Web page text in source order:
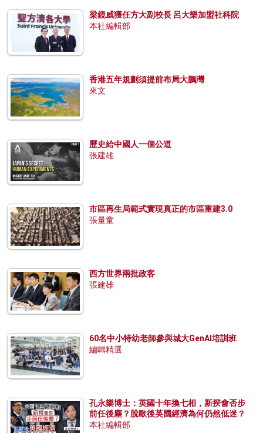
梁鏡威獲任方大副校長 呂大樂加盟社科院
本社編輯部
香港五年規劃須提前布局大鵬灣
來文
歷史給中國人一個公道
張建雄
市區再生局範式實現真正的市區重建3.0
張量童
西方世界兩批政客
張建雄
60名中小特幼老師參與城大GenAI培訓班
編輯精選
孔永樂博士：英國十年換七相，新揆會否步
前任後塵？脫歐後英國經濟為何仍然低迷？
本社編輯部